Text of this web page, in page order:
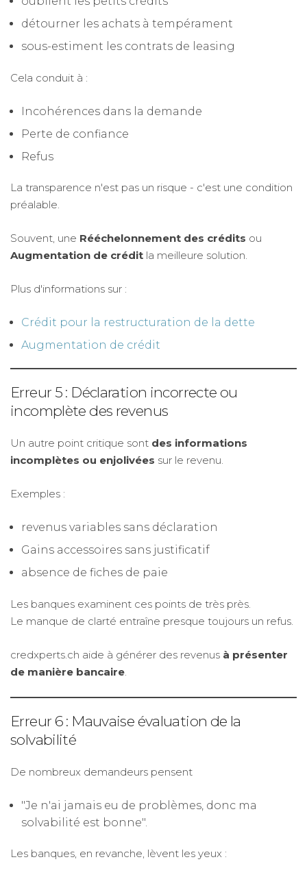
détourner les achats à tempérament
sous-estiment les contrats de leasing
Cela conduit à :
Incohérences dans la demande
Perte de confiance
Refus
La transparence n'est pas un risque - c'est une condition
préalable.
Souvent, une Rééchelonnement des crédits ou
Augmentation de crédit la meilleure solution.
Plus d'informations sur :
Crédit pour la restructuration de la dette
Augmentation de crédit
Erreur 5 : Déclaration incorrecte ou
incomplète des revenus
Un autre point critique sont des informations
incomplètes ou enjolivées sur le revenu.
Exemples :
revenus variables sans déclaration
Gains accessoires sans justificatif
absence de fiches de paie
Les banques examinent ces points de très près.
Le manque de clarté entraîne presque toujours un refus.
credxperts.ch aide à générer des revenus à présenter
de manière bancaire
Erreur 6 : Mauvaise évaluation de la
solvabilité
De nombreux demandeurs pensent
"Je n'ai jamais eu de problèmes, donc ma
solvabilité est bonne".
Les banques, en revanche, lèvent les yeux :